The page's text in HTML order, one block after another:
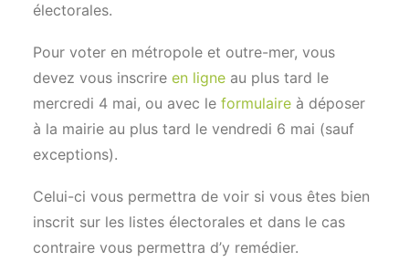
électorales.
Pour voter en métropole et outre-mer, vous
devez vous inscrire en ligne au plus tard le
mercredi 4 mai, ou avec le formulaire à déposer
à la mairie au plus tard le vendredi 6 mai (sauf
exceptions).
Celui-ci vous permettra de voir si vous êtes bien
inscrit sur les listes électorales et dans le cas
contraire vous permettra d’y remédier.